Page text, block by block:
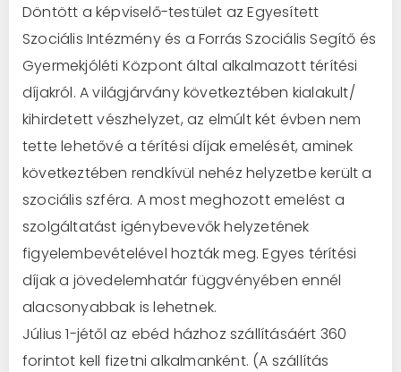
Döntött a képviselő-testület az Egyesített
Szociális Intézmény és a Forrás Szociális Segítő és
Gyermekjóléti Központ által alkalmazott térítési
díjakról. A világjárvány következtében kialakult/
kihirdetett vészhelyzet, az elmúlt két évben nem
tette lehetővé a térítési díjak emelését, aminek
következtében rendkívül nehéz helyzetbe került a
szociális szféra. A most meghozott emelést a
szolgáltatást igénybevevők helyzetének
figyelembevételével hozták meg. Egyes térítési
díjak a jövedelemhatár függvényében ennél
alacsonyabbak is lehetnek.
Július 1-jétől az ebéd házhoz szállításáért 360
forintot kell fizetni alkalmanként. (A szállítás